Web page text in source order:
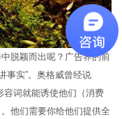
脱颖而出呢？广告界的前
事实”。奥格威曾经说
容词就能诱使他们（消费
他们需要你给他们提供全